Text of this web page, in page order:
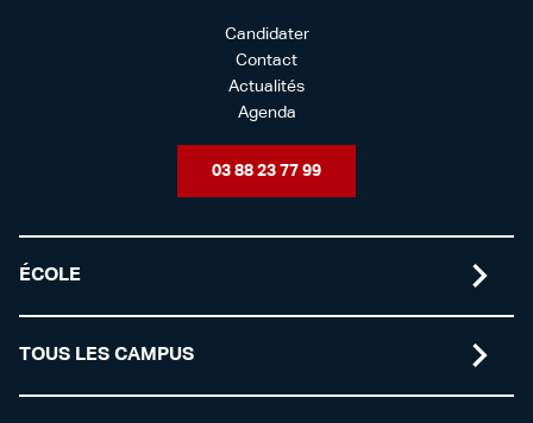
Candidater
Contact
Actualités
Agenda
03 88 23 77 99
ÉCOLE
TOUS LES CAMPUS